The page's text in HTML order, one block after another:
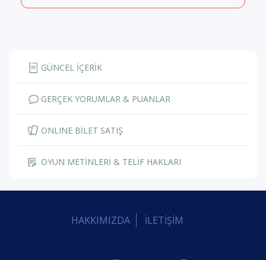
GÜNCEL İÇERİK
GERÇEK YORUMLAR & PUANLAR
ONLINE BİLET SATIŞ
OYUN METİNLERİ & TELİF HAKLARI
HAKKIMIZDA İLETİŞİM